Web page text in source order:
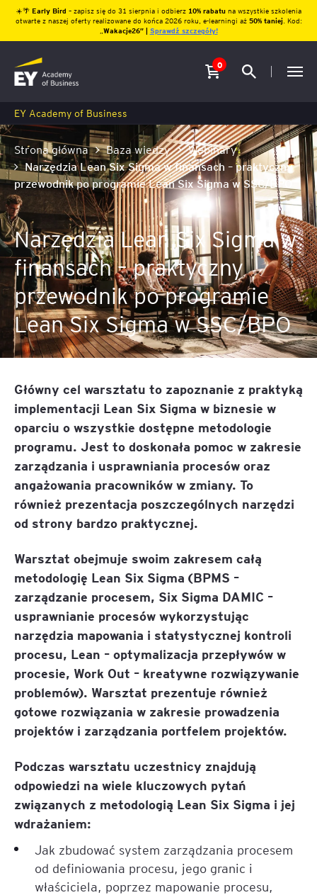
☀️🌴 Early Bird – zapisz się do 31 sierpnia i odbierz10% rabatu na wszystkie szkolenia
otwarte z naszej oferty realizowane do końca 2026 roku, e-learningi aż 50% taniej. Kod:
Wakacje26″ | Sprawdź szczegóły!
0
EY Academy of Business
Strona główna Baza wiedzy
Webinary
Narzędzia Lean Six Sigma w finansach – praktyczny
przewodnik po programie Lean Six Sigma w SSC/BPO
Narzędzia Lean Six Sigma w
finansach – praktyczny
przewodnik po programie
Lean Six Sigma w SSC/BPO
Główny cel warsztatu to zapoznanie z praktyką
implementacji Lean Six Sigma w biznesie w
oparciu o wszystkie dostępne metodologie
programu. Jest to doskonała pomoc w zakresie
zarządzania i usprawniania procesów oraz
angażowania pracowników w zmiany. To
również prezentacja poszczególnych narzędzi
od strony bardzo praktycznej.
Warsztat obejmuje swoim zakresem całą
metodologię Lean Six Sigma (BPMS –
zarządzanie procesem, Six Sigma DAMIC –
usprawnianie procesów wykorzystując
narzędzia mapowania i statystycznej kontroli
procesu, Lean – optymalizacja przepływów w
procesie, Work Out – kreatywne rozwiązywanie
problemów). Warsztat prezentuje również
gotowe rozwiązania w zakresie prowadzenia
projektów i zarządzania portfelem projektów.
Podczas warsztatu uczestnicy znajdują
odpowiedzi na wiele kluczowych pytań
związanych z metodologią Lean Six Sigma i jej
wdrażaniem:
Jak zbudować system zarządzania procesem
od definiowania procesu, jego granic i
właściciela, poprzez mapowanie procesu,